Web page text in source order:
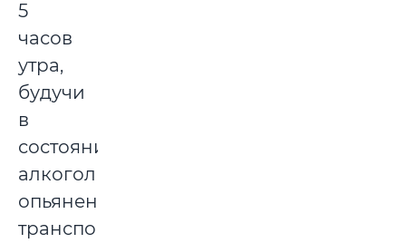
5
часов
утра,
будучи
в
состоянии
алкогольного
опьянения,
транспортное